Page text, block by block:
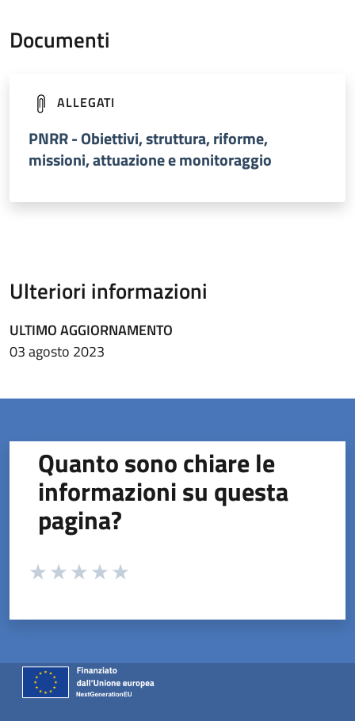
Documenti
ALLEGATI
PNRR - Obiettivi, struttura, riforme,
missioni, attuazione e monitoraggio
(apre in un'altra scheda).
Ulteriori informazioni
ULTIMO AGGIORNAMENTO
03 agosto 2023
Quanto sono chiare le
informazioni su questa
pagina?
Valuta da 1 a 5 stelle la pagina